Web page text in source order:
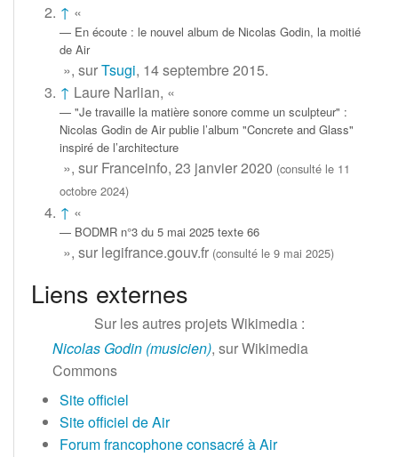
↑ «
En écoute : le nouvel album de Nicolas Godin, la moitié
de Air
», surTsugi, 14 septembre 2015.
↑ Laure Narlian, «
"Je travaille la matière sonore comme un sculpteur" :
Nicolas Godin de Air publie l’album "Concrete and Glass"
inspiré de l’architecture
», sur Franceinfo, 23 janvier 2020 (consulté le 11
octobre 2024)
↑ «
BODMR n°3 du 5 mai 2025 texte 66
», sur legifrance.gouv.fr (consulté le 9 mai 2025)
Liens externes
Sur les autres projets Wikimedia :
Nicolas Godin (musicien), surWikimedia
Commons
Site officiel
Site officiel de Air
Forum francophone consacré à Air